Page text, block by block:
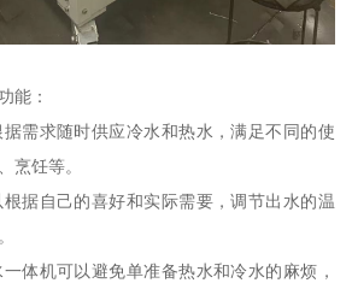
能：
需求随时供应冷水和热水，满足不同的使
烹饪等。
据自己的喜好和实际需要，调节出水的温
体机可以避免单准备热水和冷水的麻烦，